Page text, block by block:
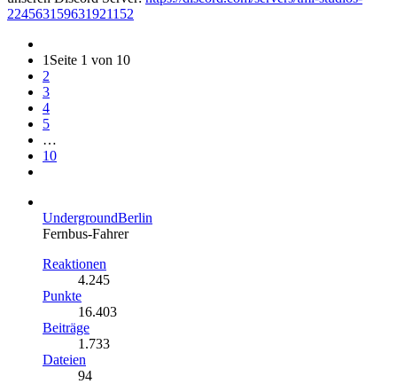
224563159631921152
1 Seite 1 von 10
2
3
4
5
…
10
UndergroundBerlin
Fernbus-Fahrer
Reaktionen
4.245
Punkte
16.403
Beiträge
1.733
Dateien
94